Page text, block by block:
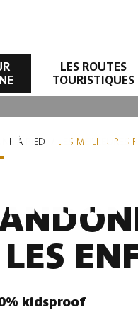
LES ROUTES
TOURISTIQUES
À PIED LES MEILLEURES
kidsproof